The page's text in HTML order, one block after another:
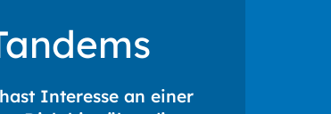
Interesse an einer